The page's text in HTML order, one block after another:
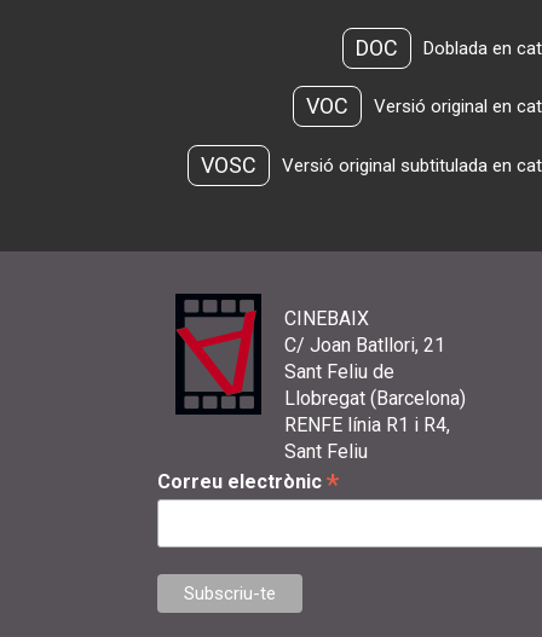
DOC Doblada en
VOC Versió original en
VOSC Versió original subtitulada en
CINEBAIX
C/ Joan Batllori, 21
Sant Feliu de
Llobregat (Barcelona)
RENFE línia R1 i R4,
Sant Feliu
Correu electrònic *